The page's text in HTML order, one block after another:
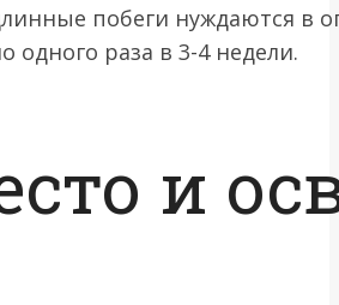
побеги нуждаются в
одного раза в 3-4 недели.
и